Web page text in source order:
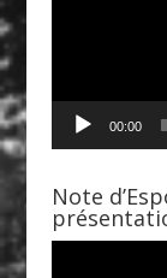
00:00
Note